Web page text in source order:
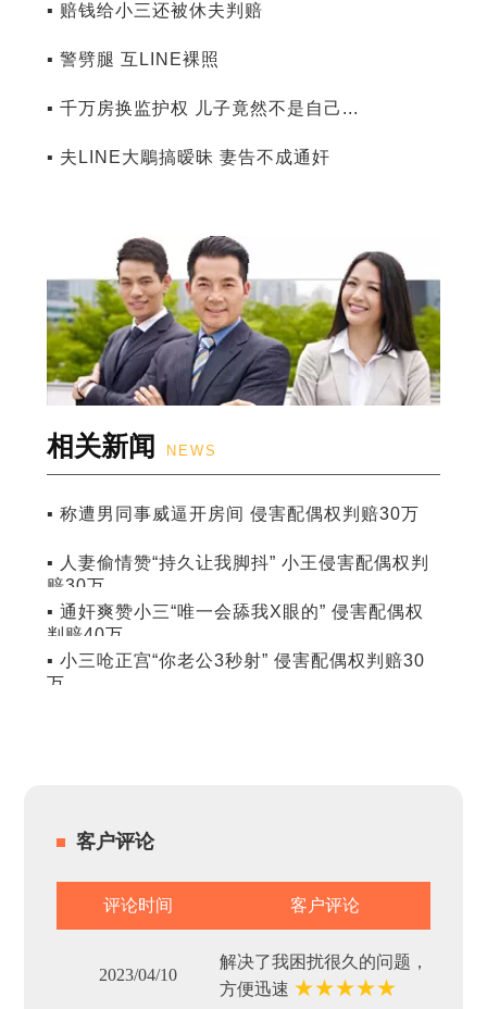
▪ 赔钱给小三还被休夫判赔
▪ 警劈腿 互LINE裸照
▪ 千万房换监护权 儿子竟然不是自己...
▪ 夫LINE大鵰搞暧昧 妻告不成通奸
相关新闻 NEWS
▪ 称遭男同事威逼开房间 侵害配偶权判赔30万
▪ 人妻偷情赞“持久让我脚抖” 小王侵害配偶权判
赔30万
▪ 通奸爽赞小三“唯一会舔我X眼的” 侵害配偶权
判赔40万
▪ 小三呛正宫“你老公3秒射” 侵害配偶权判赔30
万
客户评论
评论时间 客户评论
2023/04/10
解决了我困扰很久的问题，
方便迅速 ★★★★★